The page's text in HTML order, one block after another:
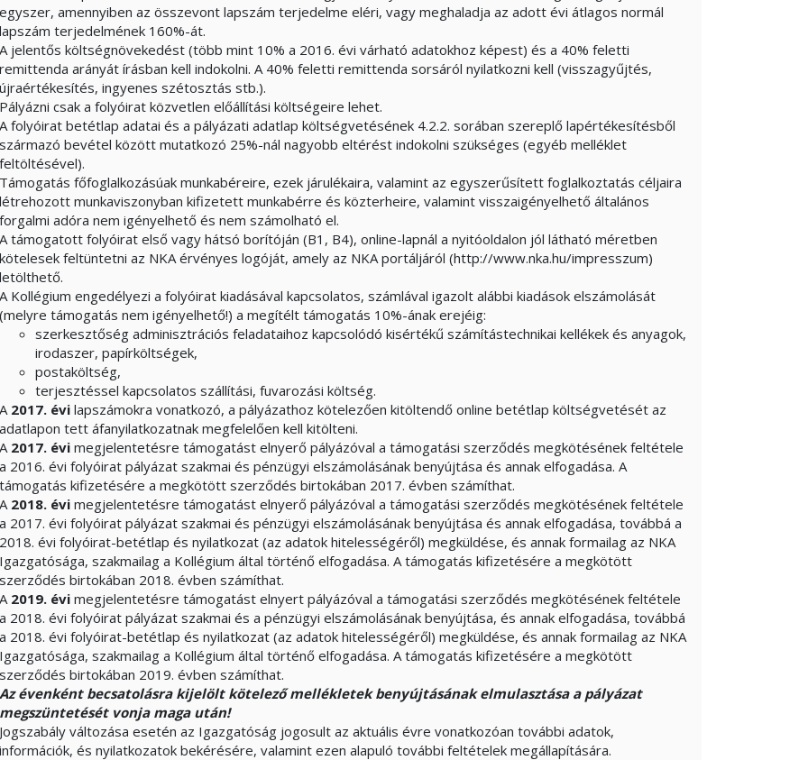
egyszer, amennyiben az összevont lapszám terjedelme eléri, vagy meghaladja az adott évi átlagos normál
lapszám terjedelmének 160%-át.
A jelentős költségnövekedést (több mint 10% a 2016. évi várható adatokhoz képest) és a 40% feletti
remittenda arányát írásban kell indokolni. A 40% feletti remittenda sorsáról nyilatkozni kell (visszagyűjtés,
újraértékesítés, ingyenes szétosztás stb.).
Pályázni csak a folyóirat közvetlen előállítási költségeire lehet.
A folyóirat betétlap adatai és a pályázati adatlap költségvetésének 4.2.2. sorában szereplő lapértékesítésből
származó bevétel között mutatkozó 25%-nál nagyobb eltérést indokolni szükséges (egyéb melléklet
feltöltésével).
Támogatás főfoglalkozásúak munkabéreire, ezek járulékaira, valamint az egyszerűsített foglalkoztatás céljaira
létrehozott munkaviszonyban kifizetett munkabérre és közterheire, valamint visszaigényelhető általános
forgalmi adóra nem igényelhető és nem számolható el.
A támogatott folyóirat első vagy hátsó borítóján (B1, B4), online-lapnál a nyitóoldalon jól látható méretben
kötelesek feltüntetni az NKA érvényes logóját, amely az NKA portáljáról (http://www.nka.hu/impresszum)
letölthető.
A Kollégium engedélyezi a folyóirat kiadásával kapcsolatos, számlával igazolt alábbi kiadások elszámolását
(melyre támogatás nem igényelhető!) a megítélt támogatás 10%-ának erejéig:
szerkesztőség adminisztrációs feladataihoz kapcsolódó kisértékű számítástechnikai kellékek és anyagok,
irodaszer, papírköltségek,
postaköltség,
terjesztéssel kapcsolatos szállítási, fuvarozási költség.
A 2017. évi lapszámokra vonatkozó, a pályázathoz kötelezően kitöltendő online betétlap költségvetését az
adatlapon tett áfanyilatkozatnak megfelelően kell kitölteni.
A 2017. évi megjelentetésre támogatást elnyerő pályázóval a támogatási szerződés megkötésének feltétele
a 2016. évi folyóirat pályázat szakmai és pénzügyi elszámolásának benyújtása és annak elfogadása. A
támogatás kifizetésére a megkötött szerződés birtokában 2017. évben számíthat.
A 2018. évi megjelentetésre támogatást elnyerő pályázóval a támogatási szerződés megkötésének feltétele
a 2017. évi folyóirat pályázat szakmai és pénzügyi elszámolásának benyújtása és annak elfogadása, továbbá a
2018. évi folyóirat-betétlap és nyilatkozat (az adatok hitelességéről) megküldése, és annak formailag az NKA
Igazgatósága, szakmailag a Kollégium által történő elfogadása. A támogatás kifizetésére a megkötött
szerződés birtokában 2018. évben számíthat.
A 2019. évi megjelentetésre támogatást elnyert pályázóval a támogatási szerződés megkötésének feltétele
a 2018. évi folyóirat pályázat szakmai és a pénzügyi elszámolásának benyújtása, és annak elfogadása, továbbá
a 2018. évi folyóirat-betétlap és nyilatkozat (az adatok hitelességéről) megküldése, és annak formailag az NKA
Igazgatósága, szakmailag a Kollégium által történő elfogadása. A támogatás kifizetésére a megkötött
szerződés birtokában 2019. évben számíthat.
Az évenként becsatolásra kijelölt kötelező mellékletek benyújtásának elmulasztása a pályázat
megszüntetését vonja maga után!
Jogszabály változása esetén az Igazgatóság jogosult az aktuális évre vonatkozóan további adatok,
információk, és nyilatkozatok bekérésére, valamint ezen alapuló további feltételek megállapítására.